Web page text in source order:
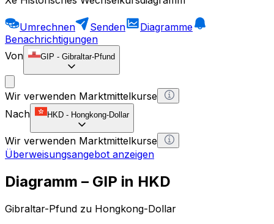
Umrechnen Senden
Diagramme
Benachrichtigungen
Von
GIP - Gibraltar-Pfund
Wir verwenden Marktmittelkurse
Nach
HKD - Hongkong-Dollar
Wir verwenden Marktmittelkurse
Überweisungsangebot anzeigen
Diagramm – GIP in HKD
Gibraltar-Pfund zu Hongkong-Dollar